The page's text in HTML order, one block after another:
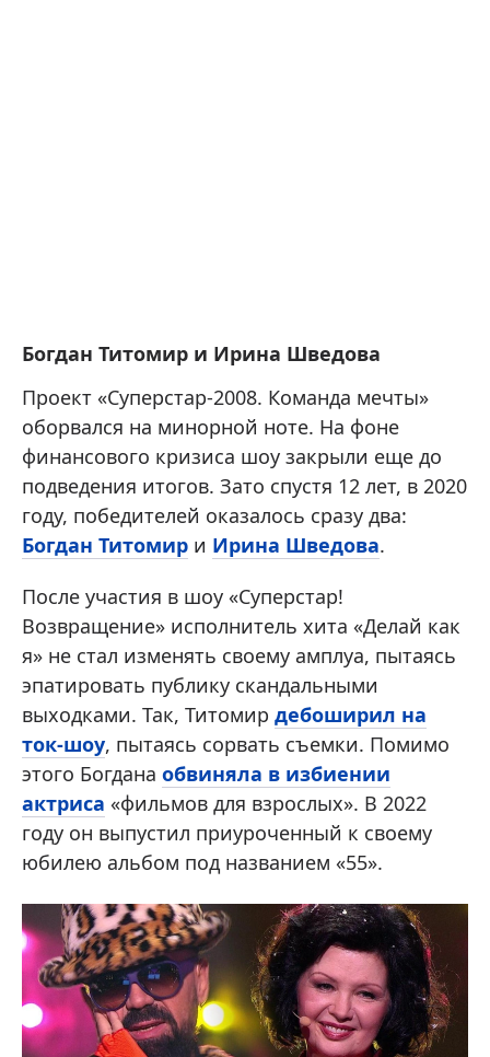
Богдан Титомир и Ирина Шведова
Проект «Суперстар-2008. Команда мечты»
оборвался на минорной ноте. На фоне
финансового кризиса шоу закрыли еще до
подведения итогов. Зато спустя 12 лет, в 2020
году, победителей оказалось сразу два:
Богдан Титомир и Ирина Шведова.
После участия в шоу «Суперстар!
Возвращение» исполнитель хита «Делай как
я» не стал изменять своему амплуа, пытаясь
эпатировать публику скандальными
выходками. Так, Титомир дебоширил на
ток-шоу, пытаясь сорвать съемки. Помимо
этого Богдана обвиняла в избиении
актриса «фильмов для взрослых». В 2022
году он выпустил приуроченный к своему
юбилею альбом под названием «55».